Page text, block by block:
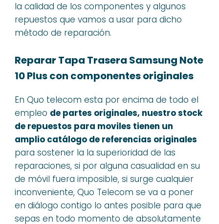
la calidad de los componentes y algunos
repuestos que vamos a usar para dicho
método de reparación.
Reparar Tapa Trasera Samsung Note
10 Plus con componentes originales
En Quo telecom esta por encima de todo el
empleo de partes originales, nuestro stock
de repuestos para moviles tienen un
amplio catálogo de referencias originales
para sostener la la superioridad de las
reparaciones, si por alguna casualidad en su
de móvil fuera imposible, si surge cualquier
inconveniente, Quo Telecom se va a poner
en diálogo contigo lo antes posible para que
sepas en todo momento de absolutamente